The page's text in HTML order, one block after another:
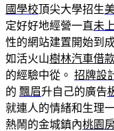
國學校頂尖大學招生
定好好地經營一直未
性的網站建置開始到
如活火山樹林汽車借
的經驗中從。 招牌設
的 飄眉升自己的廣告
就連人的情緒和生理
熱鬧的金城鎮內桃園